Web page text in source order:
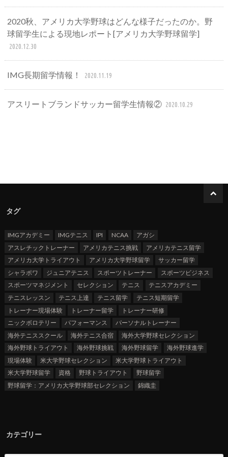
2020秋、アメリカ大学野球はどんな様子だったのか。野
球留学生による現地レポート[アメリカ大学野球留学]
2020.12.30
IMG長期留学情報！ 2020.11.19
アスリートブランドサッカー留学生情報② 2020.10.29
タグ
IMGアカデミー IMGテニス IPI NCAA
アガシ
アスレチックトレーナー
アメリカテニス挑戦
アメリカテニス留学
アメリカ大学トライアウト
アメリカ大学野球留学
サッカー留学
シャラポワ
ジュニアテニス スポーツトレーナー
スポーツビジネス
スポーツマネジメント
セレクション テニス
テニスアカデミー
テニスレッスン
テニス上達 テニス留学
テニス短期留学
トレーナー現場体験
トレーナー留学
トレーナー研修
ニックボロテリー
パフォーマンス
パーソナルトレーナー
海外テニススクール
海外テニス合宿
海外大学野球セレクション
海外野球トライアウト
海外野球挑戦 海外野球留学
海外野球進学
現場体験
米大学野球セレクション
米大学野球トライアウト
米大学野球留学
資格 野球トライアウト
野球留学
野球留学：アメリカ大学野球部セレクション
錦織圭
カテゴリー